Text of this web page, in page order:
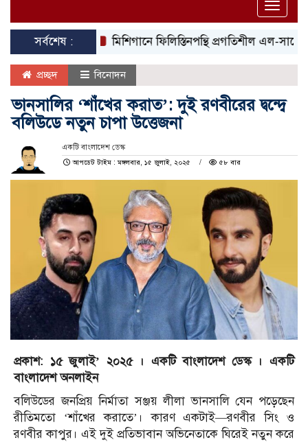
Toggle
সর্বশেষ :
মিশিগানে ফিলিস্তিনপন্থি প্রগতিশীল এল-সায়েদের
প্রচ্ছদ বিনোদন
ভানসালির ‘শাঁখের করাত’: দুই রণবীরের দ্বন্দ্বে
বলিউডে নতুন চাপা উত্তেজনা
একটি বাংলাদেশ ডেস্ক
আপডেট টাইম : মঙ্গলবার, ১৫ জুলাই, ২০২৫
৫৮ বার
প্রকাশ: ১৫ জুলাই’ ২০২৫ । একটি বাংলাদেশ ডেস্ক । একটি
বাংলাদেশ অনলাইন
বলিউডের জনপ্রিয় নির্মাতা সঞ্জয় লীলা ভানসালি যেন পড়েছেন
রীতিমতো ‘শাঁখের করাতে’। কারণ একটাই—রণবীর সিং ও
রণবীর কাপুর। এই দুই প্রতিভাবান অভিনেতাকে ঘিরেই নতুন করে